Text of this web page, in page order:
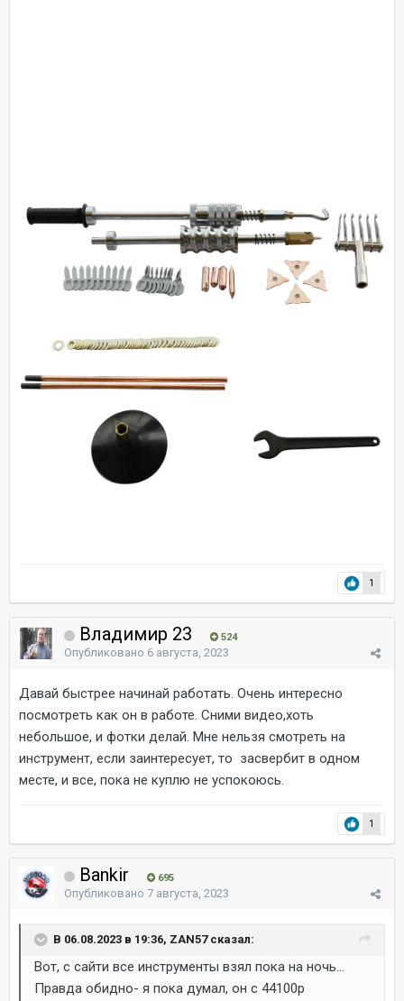
1
Владимир 23 524
Опубликовано 6 августа, 2023
Давай быстрее начинай работать. Очень интересно
посмотреть как он в работе. Сними видео,хоть
небольшое, и фотки делай. Мне нельзя смотреть на
инструмент, если заинтересует, то засвербит в одном
месте, и все, пока не куплю не успокоюсь.
1
Bankir 695
Опубликовано 7 августа, 2023
В 06.08.2023 в 19:36, ZAN57 сказал:
Вот, с сайти все инструменты взял пока на ночь...
Правда обидно- я пока думал, он с 44100р